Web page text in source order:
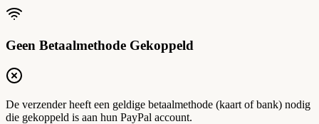
Geen Betaalmethode Gekoppeld
De verzender heeft een geldige betaalmethode (kaart of bank) nodig
die gekoppeld is aan hun PayPal account.